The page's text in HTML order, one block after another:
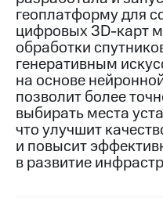
Пресс-
релизы
МТС
о технологиях
Достижения
Интервью
Финансовая
отчетность
геоплатформу для
цифровых 3D-карт
обработки
генеративным
на основе
позволит более
выбирать места
что улучшит
и повысит
в развитие